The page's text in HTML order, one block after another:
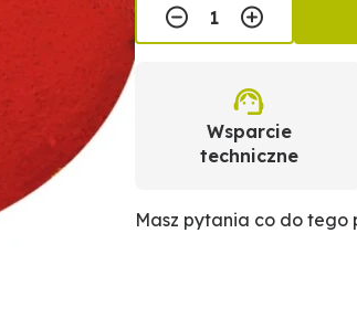
Wsparcie
techniczne
Masz pytania co do tego